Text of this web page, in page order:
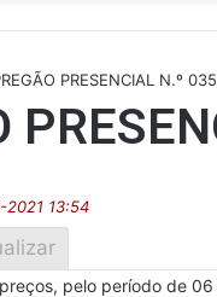
PRESENCIAL N.º
2021 13:54
pelo período de